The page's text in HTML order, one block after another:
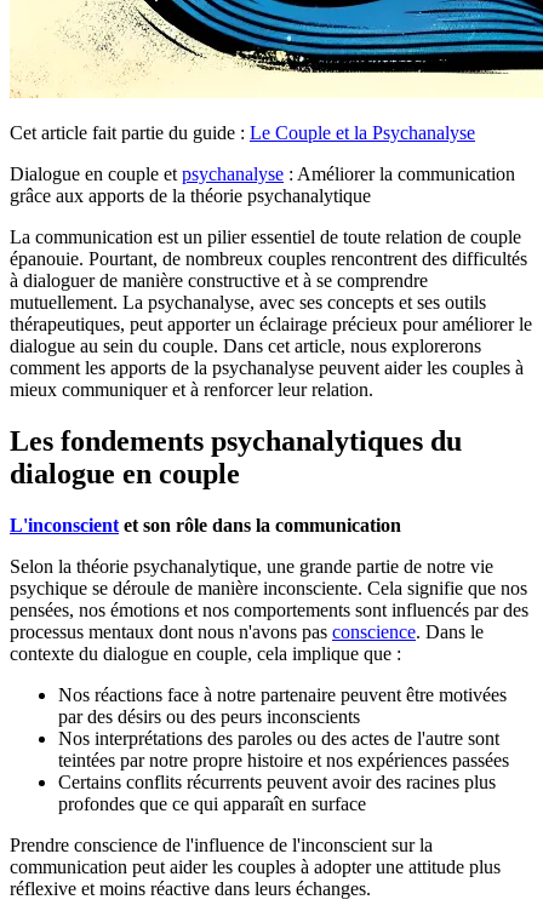
Cet article fait partie du guide : Le Couple et la Psychanalyse
Dialogue en couple et psychanalyse : Améliorer la communication
grâce aux apports de la théorie psychanalytique
La communication est un pilier essentiel de toute relation de couple
épanouie. Pourtant, de nombreux couples rencontrent des difficultés
à dialoguer de manière constructive et à se comprendre
mutuellement. La psychanalyse, avec ses concepts et ses outils
thérapeutiques, peut apporter un éclairage précieux pour améliorer le
dialogue au sein du couple. Dans cet article, nous explorerons
comment les apports de la psychanalyse peuvent aider les couples à
mieux communiquer et à renforcer leur relation.
Les fondements psychanalytiques du
dialogue en couple
L'inconscient et son rôle dans la communication
Selon la théorie psychanalytique, une grande partie de notre vie
psychique se déroule de manière inconsciente. Cela signifie que nos
pensées, nos émotions et nos comportements sont influencés par des
processus mentaux dont nous n'avons pas conscience. Dans le
contexte du dialogue en couple, cela implique que :
Nos réactions face à notre partenaire peuvent être motivées
par des désirs ou des peurs inconscients
Nos interprétations des paroles ou des actes de l'autre sont
teintées par notre propre histoire et nos expériences passées
Certains conflits récurrents peuvent avoir des racines plus
profondes que ce qui apparaît en surface
Prendre conscience de l'influence de l'inconscient sur la
communication peut aider les couples à adopter une attitude plus
réflexive et moins réactive dans leurs échanges.